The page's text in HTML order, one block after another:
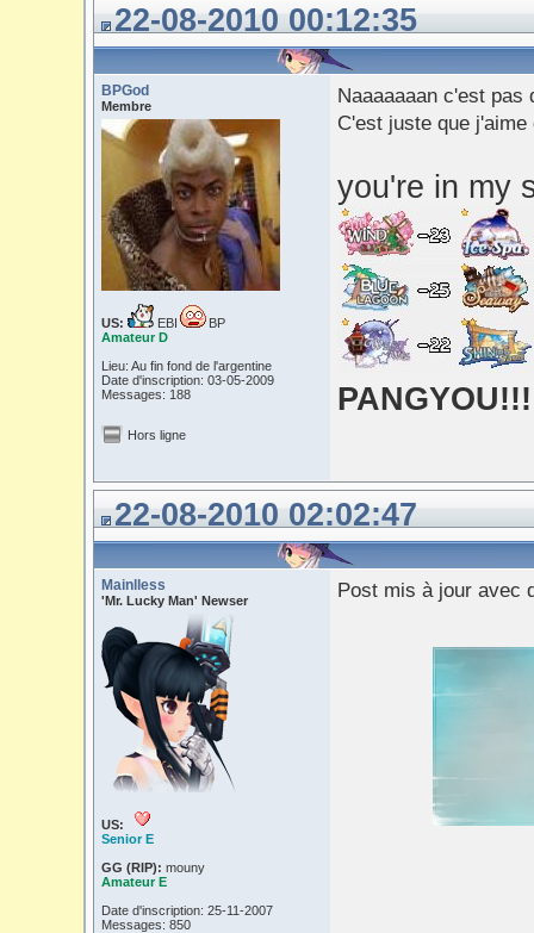
22-08-2010 00:12:35
BPGod
Membre
US: EBI
BP
Amateur D
Lieu: Au fin fond de l'argentine
Date d'inscription: 03-05-2009
Messages: 188
Naaaaaaan c'est pas
C'est juste que
you're in my
PANGYOU!!!
Hors ligne
22-08-2010 02:02:47
Mainlless
'Mr. Lucky Man' Newser
US:
Senior E
GG (RIP): mouny
Amateur E
Date d'inscription: 25-11-2007
Messages: 850
Post mis à jour avec